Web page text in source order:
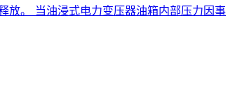
。 当油浸式电力变压器油箱内部压力因事